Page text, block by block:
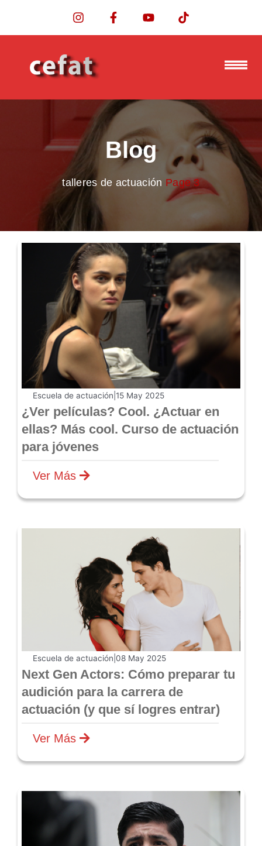
Blog
talleres de actuación Page 3
Escuela de actuación 15 May 2025
¿Ver películas? Cool. ¿Actuar en
ellas? Más cool. Curso de actuación
para jóvenes
Ver Más
Escuela de actuación 08 May 2025
Next Gen Actors: Cómo preparar tu
audición para la carrera de
actuación (y que sí logres entrar)
Ver Más